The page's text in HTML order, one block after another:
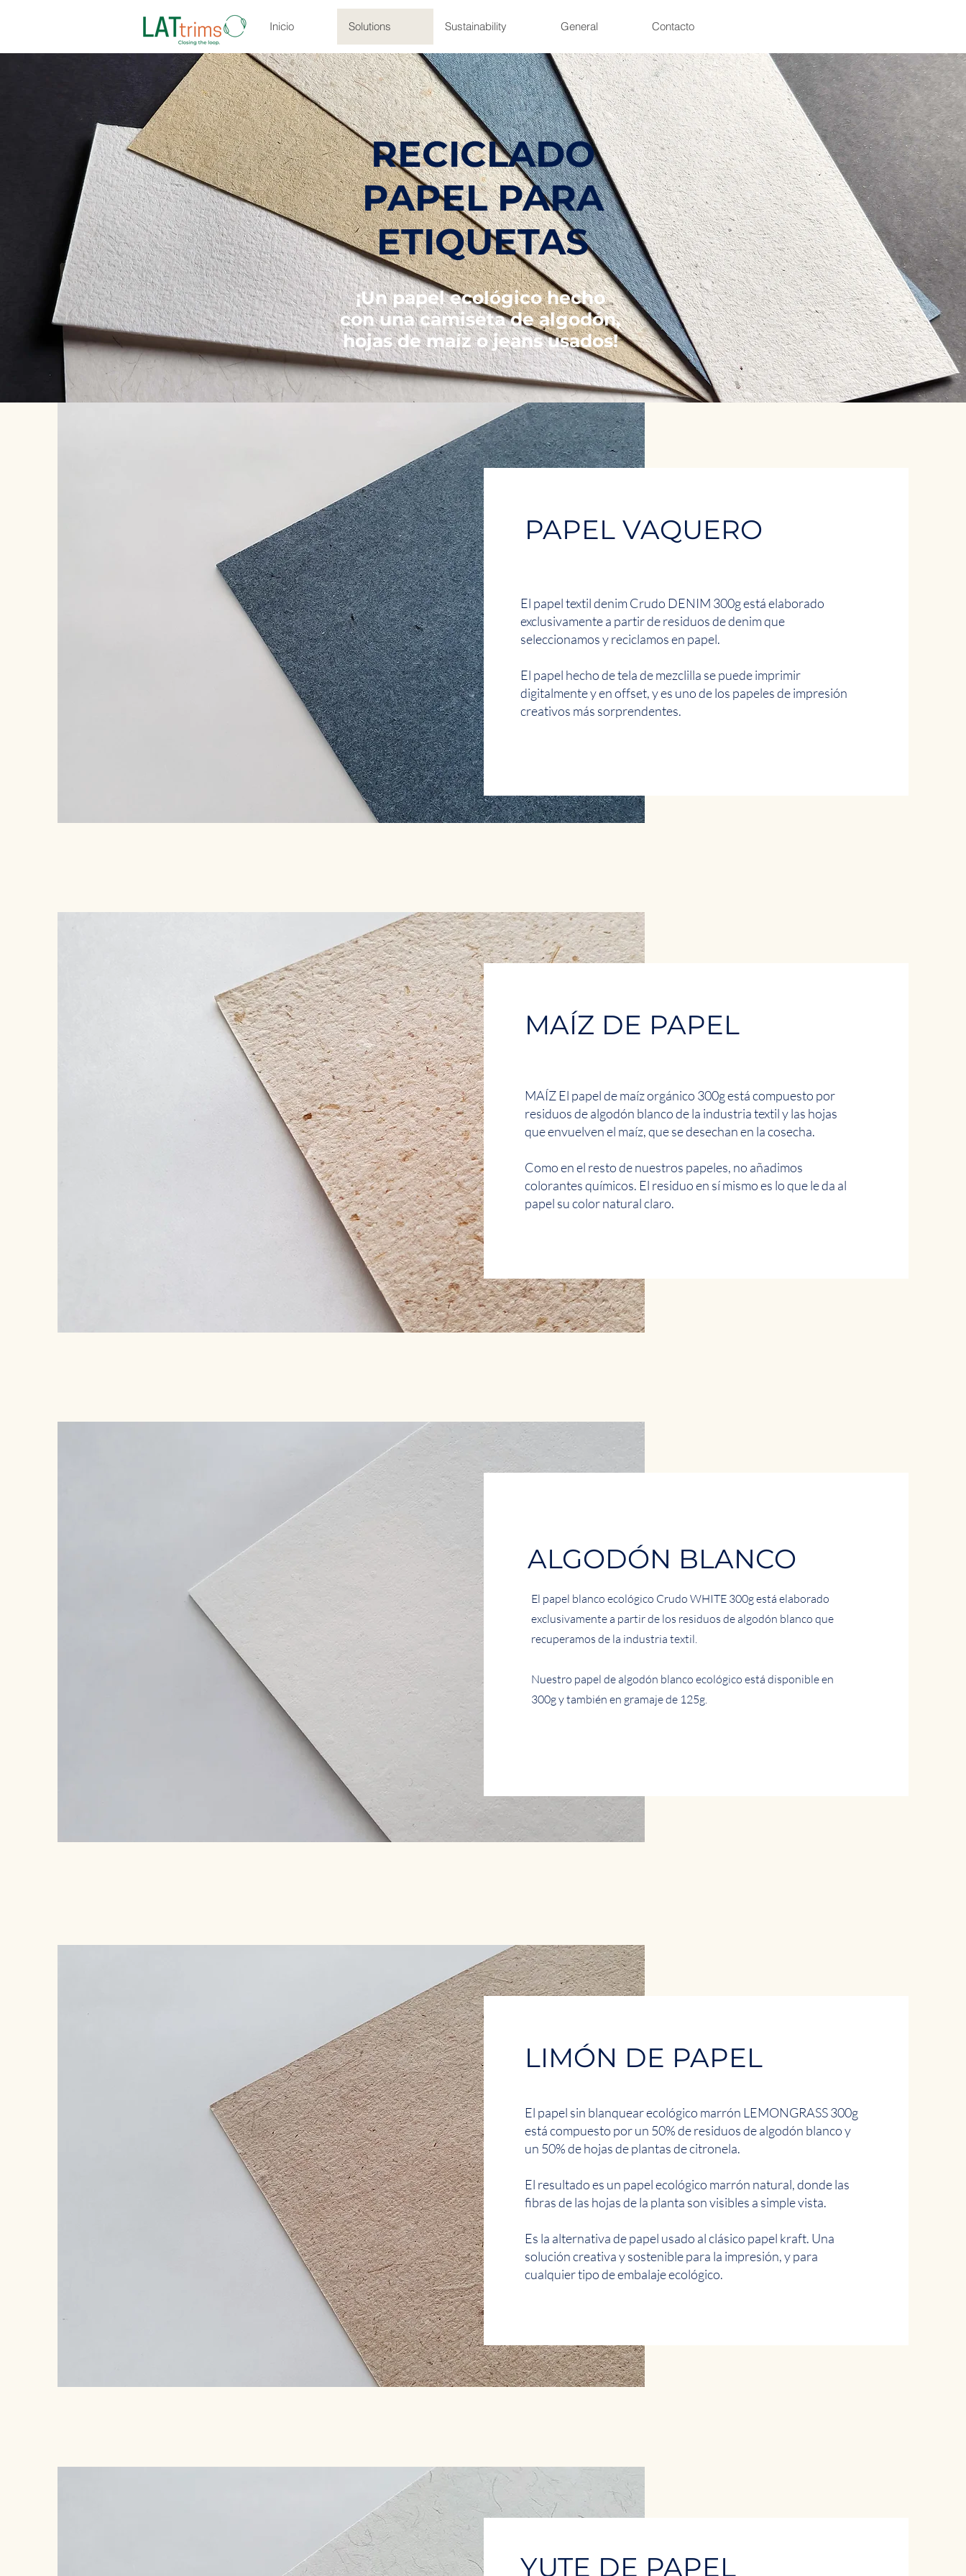
Inicio Solutions Sustainability General Contacto
RECICLADO
PAPEL PARA
ETIQUETAS
¡Un papel ecológico hecho
con una camiseta de algodón,
hojas de maíz o jeans usados!
PAPEL VAQUERO
El papel textil denim Crudo DENIM 300g está elaborado
exclusivamente a partir de residuos de denim que
seleccionamos y reciclamos en papel.
El papel hecho de tela de mezclilla se puede imprimir
digitalmente y en offset, y es uno de los papeles de impresión
creativos más sorprendentes.
MAÍZ DE PAPEL
MAÍZ El papel de maíz orgánico 300g está compuesto por
residuos de algodón blanco de la industria textil y las hojas
que envuelven el maíz, que se desechan en la cosecha.
Como en el resto de nuestros papeles, no añadimos
colorantes químicos. El residuo en sí mismo es lo que le da al
papel su color natural claro.
ALGODÓN BLANCO
El papel blanco ecológico Crudo WHITE 300g está elaborado
exclusivamente a partir de los residuos de algodón blanco que
recuperamos de la industria textil.
Nuestro papel de algodón blanco ecológico está disponible en
300g y también en gramaje de 125g.
LIMÓN DE PAPEL
El papel sin blanquear ecológico marrón LEMONGRASS 300g
está compuesto por un 50% de residuos de algodón blanco y
un 50% de hojas de plantas de citronela.
El resultado es un papel ecológico marrón natural, donde las
fibras de las hojas de la planta son visibles a simple vista.
Es la alternativa de papel usado al clásico papel kraft. Una
solución creativa y sostenible para la impresión, y para
cualquier tipo de embalaje ecológico.
YUTE DE PAPEL